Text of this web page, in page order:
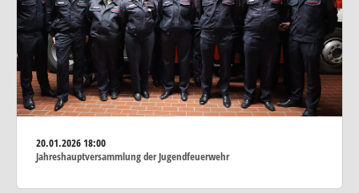
20.01.202618:00
Jahreshauptversammlung der Jugendfeuerwehr